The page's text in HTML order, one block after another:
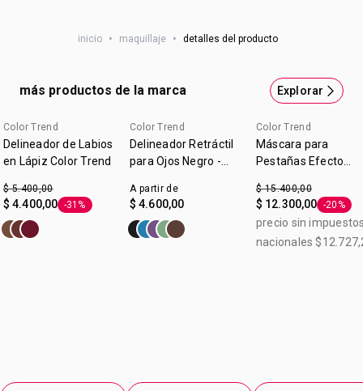
inicio • maquillaje • detalles del producto
más productos de la marca Explorar
Color Trend
Delineador de Labios
en Lápiz Color Trend
$ 5.400,00
$ 4.400,00 Etiqueta -31%
-31%
Color Trend
Delineador Retráctil
para Ojos Negro -
A partir de
$ 4.600,00
Color Trend
Máscara para
Pestañas Efecto
Longitud Color
Chocolate 7g
$ 15.400,00
$ 12.300,00 Etiqueta
-20%
precio sin
nacionales